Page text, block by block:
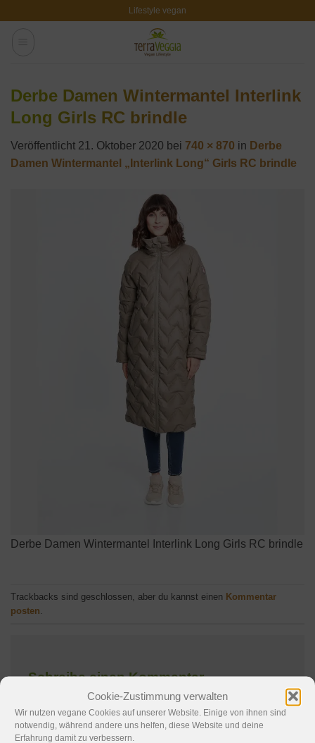
Cookie-Zustimmung verwalten
Wir nutzen vegane Cookies auf unserer Website. Einige von ihnen sind
notwendig, während andere uns helfen, diese Website und deine
Erfahrung damit zu verbessern.
Lifestyle vegan
Derbe Damen Wintermantel Interlink
Long Girls RC brindle
Veröffentlicht 21. Oktober 2020 bei 740 × 870 in Derbe
Damen Wintermantel „Interlink Long“ Girls RC brindle
Derbe Damen Wintermantel Interlink Long Girls RC brindle
Trackbacks sind geschlossen, aber du kannst einen Kommentar
posten
Schreibe einen Kommentar
Deine E-Mail-Adresse wird nicht veröffentlicht.
Erforderliche Felder sind mit*markiert